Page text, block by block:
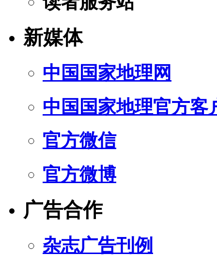
新媒体
中国国家地理网
中国国家地理官方客
官方微信
官方微博
广告合作
杂志广告刊例